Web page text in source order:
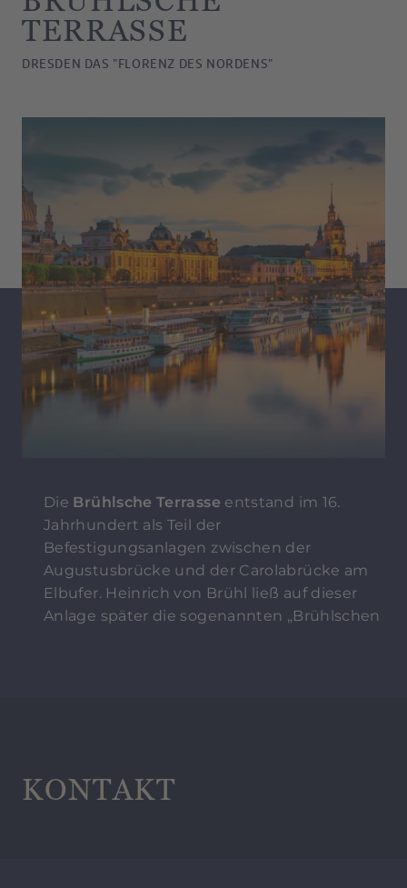
TERRASSE
DRESDEN DAS "FLORENZ DES NORDENS"
Die Brühlsche Terrasse entstand im 16.
Jahrhundert als Teil der
Befestigungsanlagen zwischen der
Augustusbrücke und der Carolabrücke am
Elbufer. Heinrich von Brühl ließ auf dieser
Anlage später die sogenannten „Brühlschen
Diese führt sie bis nach Loschwitz mit der
KONTAKT